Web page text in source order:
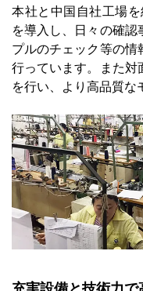
本社と中国自社工場
を導入し、日々の確
プルのチェック等の
行っています。また
を行い、より高品質な